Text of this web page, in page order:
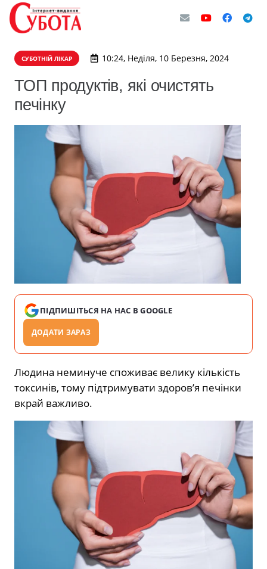
СУБОТНІЙ ЛІКАР 10:24, Неділя, 10 Березня, 2024
ТОП продуктів, які очистять
печінку
ПІДПИШІТЬСЯ НА НАС В GOOGLE
ДОДАТИ ЗАРАЗ
Людина неминуче споживає велику кількість
токсинів, тому підтримувати здоров’я печінки
вкрай важливо.